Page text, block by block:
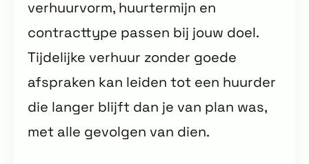
verhuurvorm, huurtermijn en
contracttype passen bij jouw doel.
Tijdelijke verhuur zonder goede
afspraken kan leiden tot een huurder
die langer blijft dan je van plan was,
met alle gevolgen van dien.